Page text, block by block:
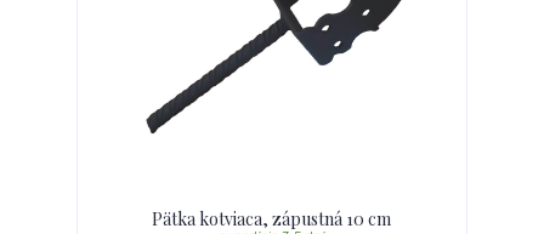
Pätka kotviaca, zápustná 10 cm